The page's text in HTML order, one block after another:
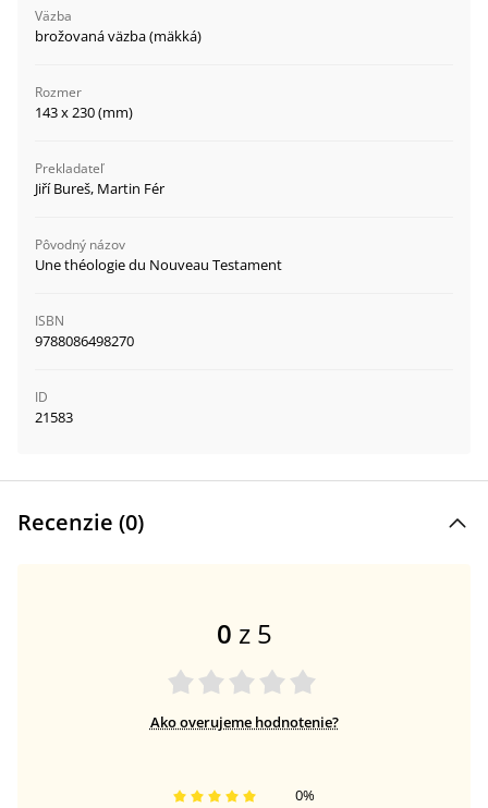
Väzba
brožovaná väzba (mäkká)
Rozmer
143 x 230 (mm)
Prekladateľ
Jiří Bureš, Martin Fér
Pôvodný názov
Une théologie du Nouveau Testament
ISBN
9788086498270
ID
21583
Recenzie (0)
0 z 5
Ako overujeme hodnotenie?
0%